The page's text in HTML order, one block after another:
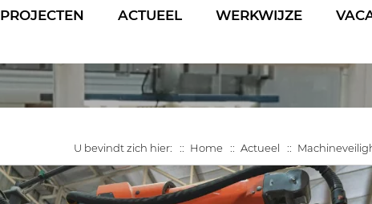
PROJECTEN ACTUEEL WERKWIJZE
U bevindt zich hier: Home Actueel